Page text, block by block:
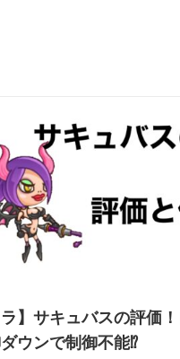
ラ】サキュバスの評価
ウンで制御不能⁉